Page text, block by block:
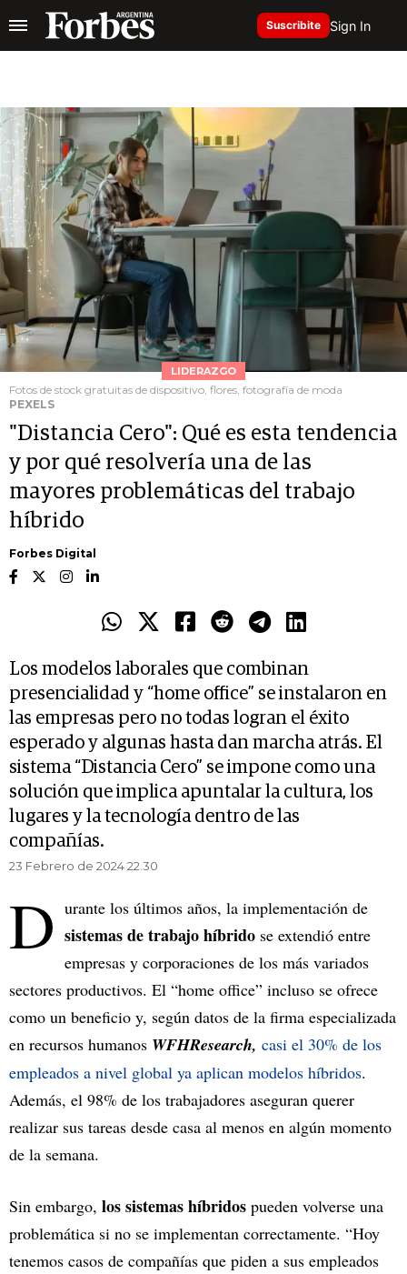
Suscribite Sign In
LIDERAZGO
Fotos de stock gratuitas de dispositivo, flores, fotografía de moda
PEXELS
"Distancia Cero": Qué es esta tendencia
y por qué resolvería una de las
mayores problemáticas del trabajo
híbrido
Forbes Digital
Los modelos laborales que combinan
presencialidad y “home office” se instalaron en
las empresas pero no todas logran el éxito
esperado y algunas hasta dan marcha atrás. El
sistema “Distancia Cero” se impone como una
solución que implica apuntalar la cultura, los
lugares y la tecnología dentro de las
compañías.
23 Febrero de 2024 22.30
D urante los últimos años, la implementación de
sistemas de trabajo híbrido se extendió entre
empresas y corporaciones de los más variados
sectores productivos. El “home office” incluso se ofrece
como un beneficio y, según datos de la firma especializada
en recursos humanos WFHResearch, casi el 30% de los
empleados a nivel global ya aplican modelos híbridos.
Además, el 98% de los trabajadores aseguran querer
realizar sus tareas desde casa al menos en algún momento
de la semana.
Sin embargo, los sistemas híbridos pueden volverse una
problemática si no se implementan correctamente. “Hoy
tenemos casos de compañías que piden a sus empleados